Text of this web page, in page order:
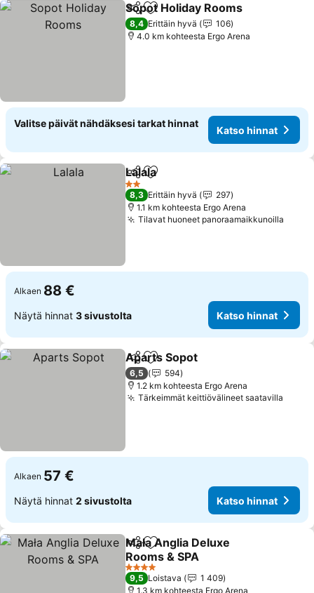
Jaa Lisää suosikkeihin
Sopot Holiday Rooms
8,4 Erittäin hyvä
106
4.0 km kohteesta Ergo Arena
Valitse päivät nähdäksesi tarkat hinnat
Katso hinnat
Jaa Lisää suosikkeihin
Lalala
2 Tähtiluokitus
8,3 Erittäin hyvä
297
1.1 km kohteesta Ergo Arena
Tilavat huoneet panoraamaikkunoilla
Alkaen 88 €
Näytä hinnat 3 sivustolta Katso hinnat
Jaa Lisää suosikkeihin
Aparts Sopot
6,5
594
1.2 km kohteesta Ergo Arena
Tärkeimmät keittiövälineet saatavilla
Alkaen 57 €
Näytä hinnat 2 sivustolta Katso hinnat
Jaa Lisää suosikkeihin
Mała Anglia Deluxe
Rooms & SPA
Katso hinnat
4 Tähtiluokitus
9,5 Loistava
1 409
1.3 km kohteesta Ergo Arena